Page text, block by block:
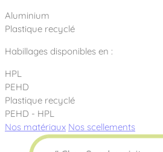
Aluminium
Plastique recyclé
Habillages disponibles en :
HPL
PEHD
Plastique recyclé
PEHD - HPL
Nos matériaux Nos scellements